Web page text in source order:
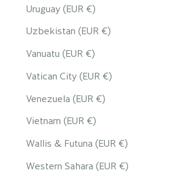
Uruguay (EUR €)
Uzbekistan (EUR €)
Vanuatu (EUR €)
Vatican City (EUR €)
Venezuela (EUR €)
Vietnam (EUR €)
Wallis & Futuna (EUR €)
Western Sahara (EUR €)